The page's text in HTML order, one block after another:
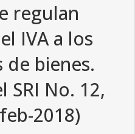
regulan
IVA a los
bienes.
SRI No. 12,
2018)